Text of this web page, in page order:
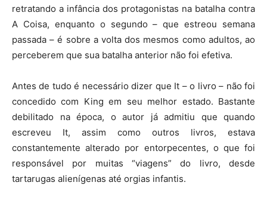
retratando a infância dos protagonistas na batalha contra
A Coisa, enquanto o segundo – que estreou semana
passada – é sobre a volta dos mesmos como adultos, ao
perceberem que sua batalha anterior não foi efetiva.
Antes de tudo é necessário dizer que It – o livro – não foi
concedido com King em seu melhor estado. Bastante
debilitado na época, o autor já admitiu que quando
escreveu It, assim como outros livros, estava
constantemente alterado por entorpecentes, o que foi
responsável por muitas “viagens” do livro, desde
tartarugas alienígenas até orgias infantis.